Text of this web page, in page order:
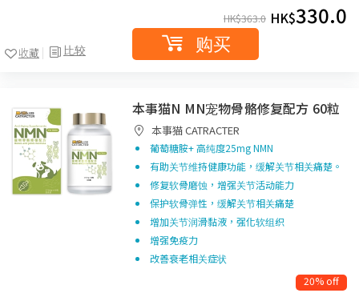
比较
收藏
HK$363.0 HK$330.0
购买
本事猫N MN宠物骨骼修复配方 60粒
本事猫 CATRACTER
葡萄糖胺+ 高纯度25mg NMN
有助关节维持健康功能，缓解关节相关痛楚。
修复软骨磨蚀，增强关节活动能力
保护软骨弹性，缓解关节相关痛楚
增加关节润滑黏液，强化软组织
增强免疫力
改善衰老相关症状
20% off